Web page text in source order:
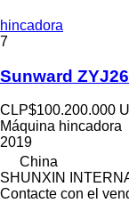
hincadora
7
Sunward
CLP$100.200.000
Máquina hincadora
2019
China
SHUNXIN
Contacte con el